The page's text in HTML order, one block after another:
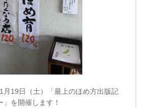
月19日（土）「最上のほめ方出版記
」を開催します！